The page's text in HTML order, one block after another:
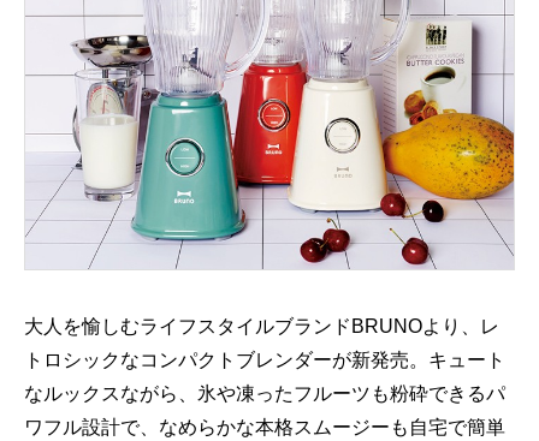
大人を愉しむライフスタイルブランドBRUNOより、レ
トロシックなコンパクトブレンダーが新発売。キュート
なルックスながら、氷や凍ったフルーツも粉砕できるパ
ワフル設計で、なめらかな本格スムージーも自宅で簡単